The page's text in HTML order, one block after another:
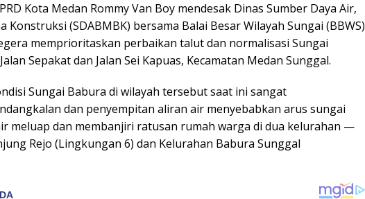
Kota Medan Rommy Van Boy mendesak Dinas Sumber Daya Air,
Konstruksi (SDABMBK) bersama Balai Besar Wilayah Sungai (BBWS)
memprioritaskan perbaikan talut dan normalisasi Sungai
Sepakat dan Jalan Sei Kapuas, Kecamatan Medan Sunggal.
Sungai Babura di wilayah tersebut saat ini sangat
dan penyempitan aliran air menyebabkan arus sungai
meluap dan membanjiri ratusan rumah warga di dua kelurahan —
Rejo (Lingkungan 6) dan Kelurahan Babura Sunggal